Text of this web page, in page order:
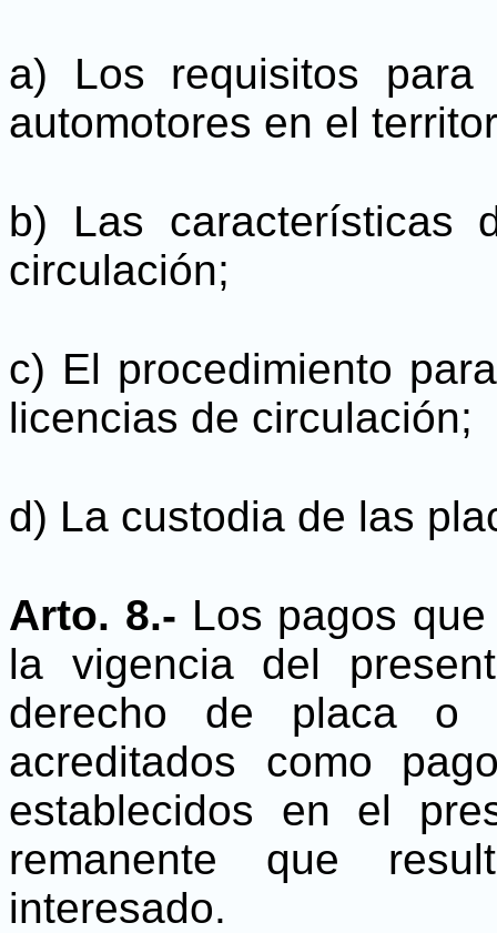
a) Los requisitos para
automotores en el
b) Las características
circulación;
c) El procedimiento
licencias de circulación;
d) La custodia de las
Arto. 8.- Los pagos
la vigencia del
derecho de placa o
acreditados como
establecidos en el
remanente que
interesado.